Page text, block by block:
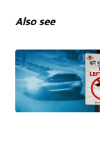
Also see